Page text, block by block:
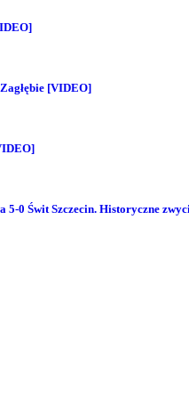
[VIDEO]
0 Świt Szczecin. Historyczne